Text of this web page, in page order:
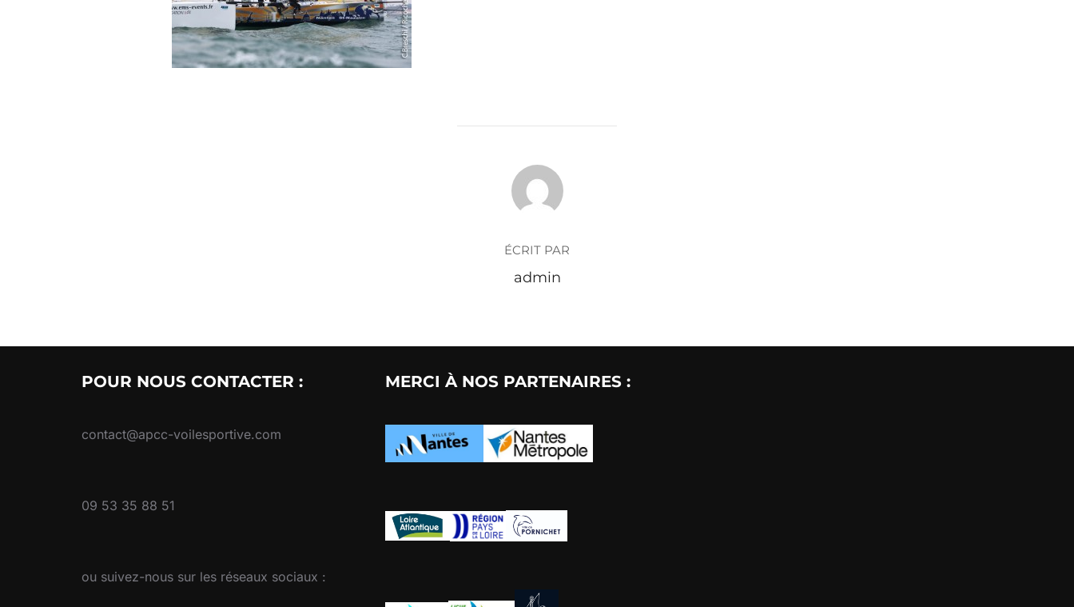
AUTEUR DE LA PUBLICATION
ÉCRIT PAR
admin
POUR NOUS CONTACTER :
contact@apcc-voilesportive.com
09 53 35 88 51
ou suivez-nous sur les réseaux sociaux :
MERCI À NOS PARTENAIRES :